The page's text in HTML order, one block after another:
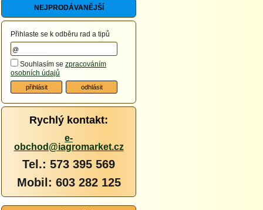
NEJPRODÁVANĚJŠÍ
Přihlaste se k odběru rad a tipů
Souhlasím se zpracováním
osobních údajů
Rychlý kontakt:
e-
obchod@iagromarket.cz
Tel.: 573 395 569
Mobil: 603 282 125